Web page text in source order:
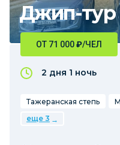
Джип-тур
ОТ 71 000₽/ЧЕЛ
2 дня 1 ночь
Тажеранская степь
еще 3